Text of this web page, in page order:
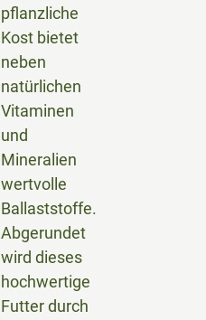
pflanzliche
Kost bietet
neben
natürlichen
Vitaminen
und
Mineralien
wertvolle
Ballaststoffe.
Abgerundet
wird dieses
hochwertige
Futter durch